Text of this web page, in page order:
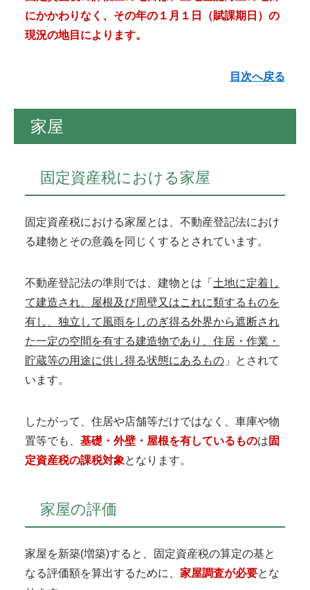
にかかわりなく、その年の１月１日（賦課期日）の
現況の地目によります。
目次へ戻る
家屋
固定資産税における家屋
固定資産税における家屋とは、不動産登記法におけ
る建物とその意義を同じくするとされています。
不動産登記法の準則では、建物とは「 土地に定着し
て建造され、屋根及び周壁又はこれに類するものを
有し、独立して風雨をしのぎ得る外界から遮断され
た一定の空間を有する建造物であり、住居・作業・
貯蔵等の用途に供し得る状態にあるもの 」とされて
います。
したがって、住居や店舗等だけではなく、車庫や物
置等でも、 基礎・外壁・屋根を有しているものは 固
定資産税の課税対象となります。
家屋の評価
家屋を新築(増築)すると、固定資産税の算定の基と
なる評価額を算出するために、 家屋調査が必要とな